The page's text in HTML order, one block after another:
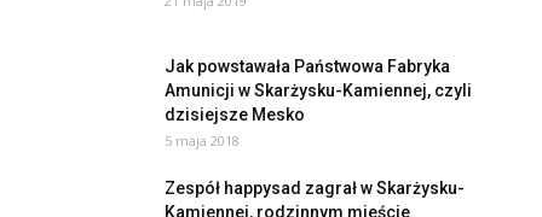
Jak powstawała Państwowa Fabryka
Amunicji w Skarżysku-Kamiennej, czyli
dzisiejsze Mesko
5 maja 2018
Zespół happysad zagrał w Skarżysku-
Kamiennej, rodzinnym mieście